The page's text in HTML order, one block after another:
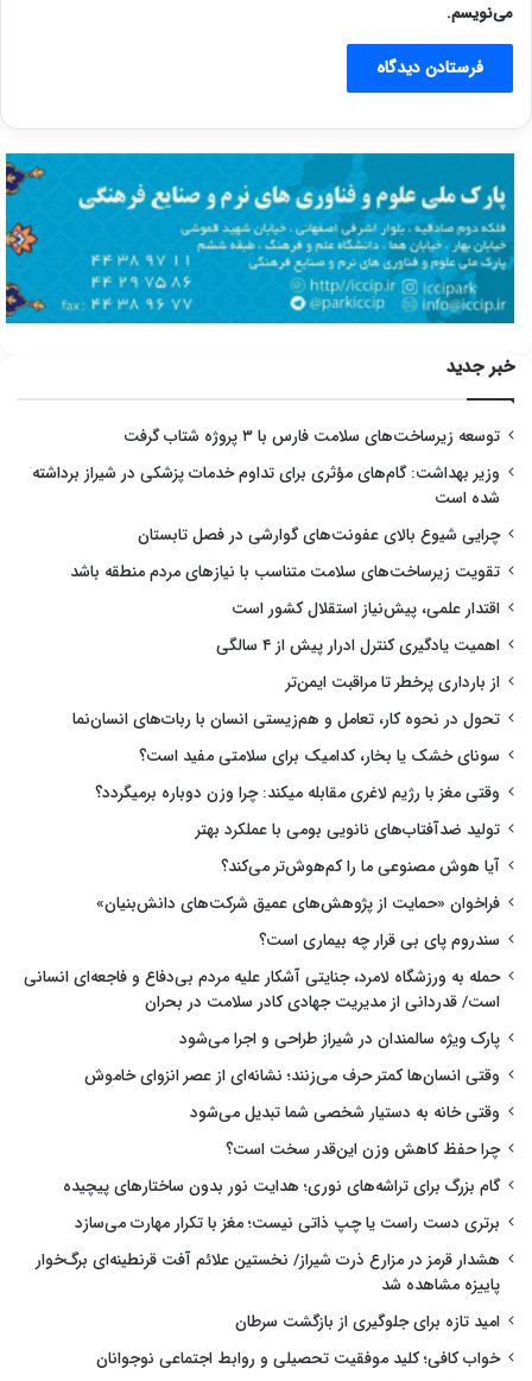
می‌نویسم.
خبر جدید
توسعه زیرساخت‌های سلامت فارس با ۳ پروژه شتاب گرفت
وزیر بهداشت: گام‌های مؤثری برای تداوم خدمات پزشکی در شیراز برداشته
شده است
چرایی شیوع بالای عفونت‌های گوارشی در فصل تابستان
تقویت زیرساخت‌های سلامت متناسب با نیازهای مردم منطقه باشد
اقتدار علمی، پیش‌نیاز استقلال کشور است
اهمیت یادگیری کنترل ادرار پیش از ۴ سالگی
از بارداری پرخطر تا مراقبت ایمن‌تر
تحول در نحوه کار، تعامل و هم‌زیستی انسان با ربات‌های انسان‌نما
سونای خشک یا بخار، کدامیک برای سلامتی مفید است؟
وقتی مغز با رژیم لاغری مقابله میکند: چرا وزن دوباره برمیگردد؟
تولید ضدآفتاب‌های نانویی بومی با عملکرد بهتر
آیا هوش مصنوعی ما را کم‌هوش‌تر می‌کند؟
فراخوان «حمایت از پژوهش‌های عمیق شرکت‌های دانش‌بنیان»
سندروم پای بی قرار چه بیماری است؟
حمله به ورزشگاه لامرد، جنایتی آشکار علیه مردم بی‌دفاع و فاجعه‌ای انسانی
است/ قدردانی از مدیریت جهادی کادر سلامت در بحران
پارک ویژه سالمندان در شیراز طراحی و اجرا می‌شود
وقتی انسان‌ها کمتر حرف می‌زنند؛ نشانه‌ای از عصر انزوای خاموش
وقتی خانه به دستیار شخصی شما تبدیل می‌شود
چرا حفظ کاهش وزن این‌قدر سخت است؟
گام بزرگ برای تراشه‌های نوری؛ هدایت نور بدون ساختارهای پیچیده
برتری دست راست یا چپ ذاتی نیست؛ مغز با تکرار مهارت می‌سازد
هشدار قرمز در مزارع ذرت شیراز/ نخستین علائم آفت قرنطینه‌ای برگ‌خوار
پاییزه مشاهده شد
امید تازه برای جلوگیری از بازگشت سرطان
خواب کافی؛ کلید موفقیت تحصیلی و روابط اجتماعی نوجوانان